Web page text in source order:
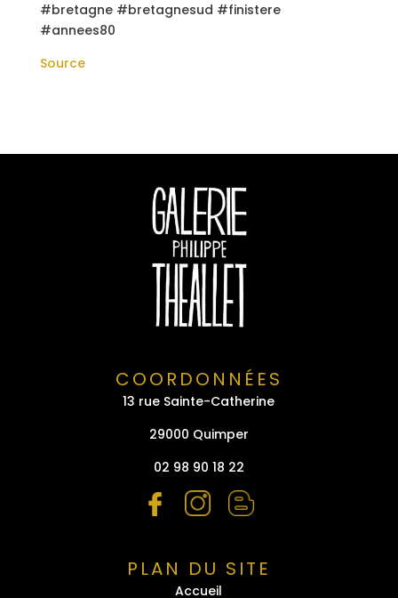
#bretagne #bretagnesud #finistere
#annees80
Source
COORDONNÉES
13 rue Sainte-Catherine
29000 Quimper
02 98 90 18 22
PLAN DU SITE
Accueil